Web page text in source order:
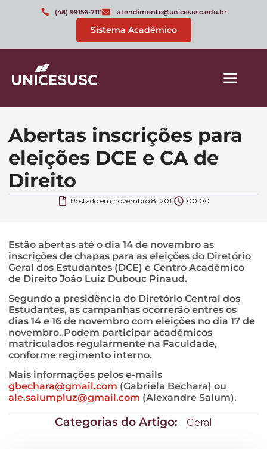
(48) 99156-7111 atendimento@unicesusc.edu.br
Sistema Acadêmico
Abertas inscrições para
eleições DCE e CA de
Direito
Postado em novembro 8, 2011 00:00
Estão abertas até o dia 14 de novembro as
inscrições de chapas para as eleições do Diretório
Geral dos Estudantes (DCE) e Centro Acadêmico
de Direito João Luiz Dubouc Pinaud.
Segundo a presidência do Diretório Central dos
Estudantes, as campanhas ocorrerão entres os
dias 14 e 16 de novembro com eleições no dia 17 de
novembro. Podem participar acadêmicos
matriculados regularmente na Faculdade,
conforme regimento interno.
Mais informações pelos e-mails
gbechara@gmail.com (Gabriela Bechara) ou
ale.salumpluz@gmail.com (Alexandre Salum).
Categorias do Artigo: Geral